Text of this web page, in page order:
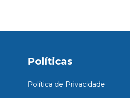
Políticas
Política de Privacidade